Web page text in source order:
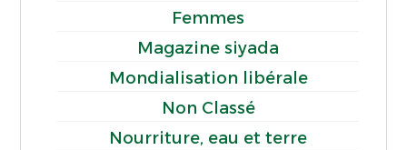
Femmes
Magazine siyada
Mondialisation libérale
Non Classé
Nourriture, eau et terre